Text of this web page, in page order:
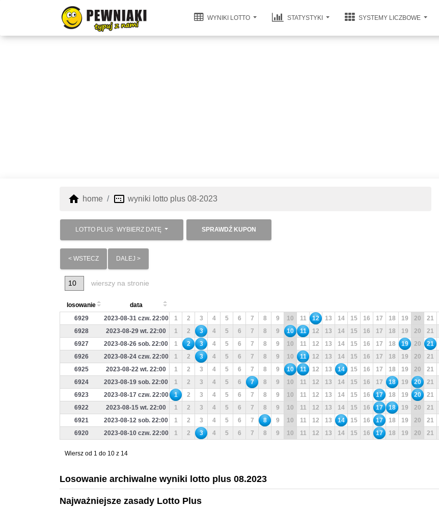
WYNIKI LOTTO STATYSTYKI SYSTEMY LICZBOWE
home home image_aspect_ratio wyniki lotto plus 08-2023
LOTTO PLUS WYBIERZ DATĘ SPRAWDŹ KUPON
< WSTECZ DALEJ >
wierszy na stronie
losowanie
data
6929
2023-08-31 czw. 22:00 1 2 3 4 5 6 7 8 9 10 11 12 13 14 15 16 17 18 19 20 21
6928
2023-08-29 wt. 22:00 1 2 3 4 5 6 7 8 9 10 11 12 13 14 15 16 17 18 19 20 21
6927
2023-08-26 sob. 22:00 1 2 3 4 5 6 7 8 9 10 11 12 13 14 15 16 17 18 19 20 21
6926
2023-08-24 czw. 22:00 1 2 3 4 5 6 7 8 9 10 11 12 13 14 15 16 17 18 19 20 21
6925
2023-08-22 wt. 22:00 1 2 3 4 5 6 7 8 9 10 11 12 13 14 15 16 17 18 19 20 21
6924
2023-08-19 sob. 22:00 1 2 3 4 5 6 7 8 9 10 11 12 13 14 15 16 17 18 19 20 21
6923
2023-08-17 czw. 22:00 1 2 3 4 5 6 7 8 9 10 11 12 13 14 15 16 17 18 19 20 21
6922
2023-08-15 wt. 22:00 1 2 3 4 5 6 7 8 9 10 11 12 13 14 15 16 17 18 19 20 21
6921
2023-08-12 sob. 22:00 1 2 3 4 5 6 7 8 9 10 11 12 13 14 15 16 17 18 19 20 21
6920
2023-08-10 czw. 22:00 1 2 3 4 5 6 7 8 9 10 11 12 13 14 15 16 17 18 19 20 21
Wiersz od 1 do 10 z 14
Losowanie archiwalne wyniki lotto plus 08.2023
Najważniejsze zasady Lotto Plus